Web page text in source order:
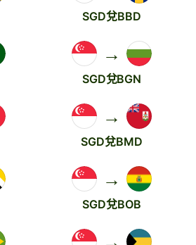
SGD兌BBD
→
SGD兌BGN
→
SGD兌BMD
→
SGD兌BOB